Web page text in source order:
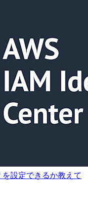
設定できるか教えて